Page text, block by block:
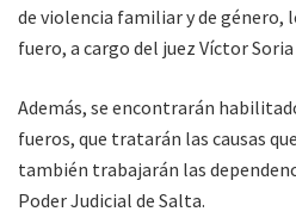
de violencia familiar y de género,
fuero, a cargo del juez Víctor
Además, se encontrarán
fueros, que tratarán las causas
también trabajarán las
Poder Judicial de Salta.